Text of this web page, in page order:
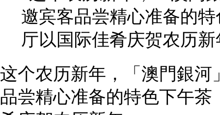
这个农历新年，「澳門銀
品尝精心准备的特色下午